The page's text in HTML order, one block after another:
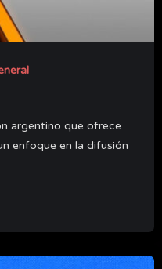
argentino que ofrece
enfoque en la difusión